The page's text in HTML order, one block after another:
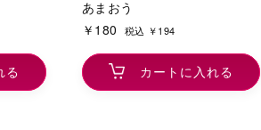
る
あまおう
￥180
税込 ￥194
カートに入れる